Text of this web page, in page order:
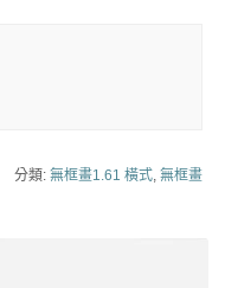
分類:無框畫1.61 橫式 ,無框畫